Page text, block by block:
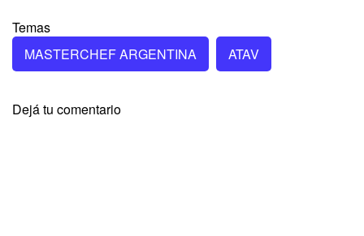
Temas
MASTERCHEF ARGENTINA
ATAV
Dejá tu comentario